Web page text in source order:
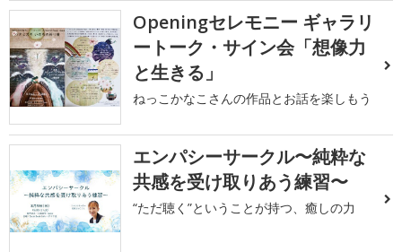
Openingセレモニー ギャラリ
ートーク・サイン会「想像力
と生きる」
ねっこかなこさんの作品とお話を楽しもう
エンパシーサークル〜純粋な
共感を受け取りあう練習〜
“ただ聴く”ということが持つ、癒しの力